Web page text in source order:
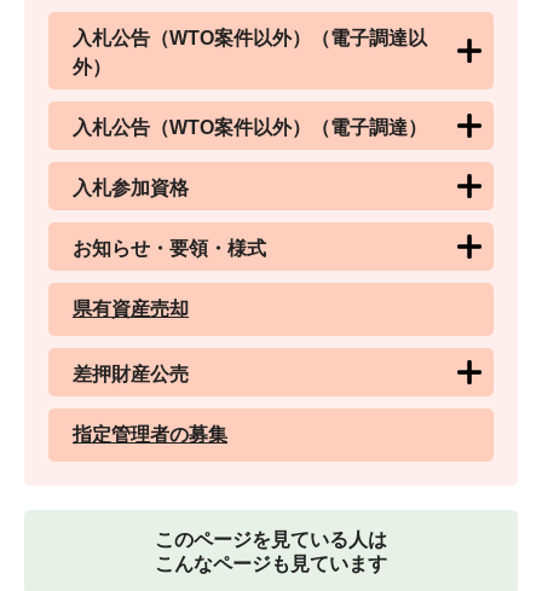
入札公告（WTO案件以外）（電子調達以
外）
入札公告（WTO案件以外）（電子調達）
入札参加資格
お知らせ・要領・様式
県有資産売却
差押財産公売
指定管理者の募集
このページを見ている人は
こんなページも見ています